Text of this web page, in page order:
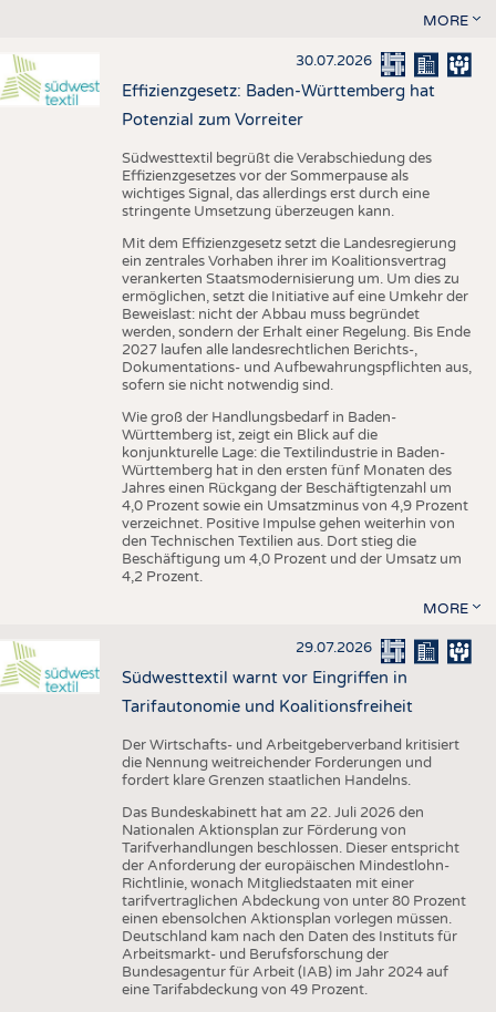
MORE
30.07.2026
Effizienzgesetz: Baden-Württemberg hat
Potenzial zum Vorreiter
Südwesttextil begrüßt die Verabschiedung des
Effizienzgesetzes vor der Sommerpause als
wichtiges Signal, das allerdings erst durch eine
stringente Umsetzung überzeugen kann.
Mit dem Effizienzgesetz setzt die Landesregierung
ein zentrales Vorhaben ihrer im Koalitionsvertrag
verankerten Staatsmodernisierung um. Um dies zu
ermöglichen, setzt die Initiative auf eine Umkehr der
Beweislast: nicht der Abbau muss begründet
werden, sondern der Erhalt einer Regelung. Bis Ende
2027 laufen alle landesrechtlichen Berichts-,
Dokumentations- und Aufbewahrungspflichten aus,
sofern sie nicht notwendig sind.
Wie groß der Handlungsbedarf in Baden-
Württemberg ist, zeigt ein Blick auf die
konjunkturelle Lage: die Textilindustrie in Baden-
Württemberg hat in den ersten fünf Monaten des
Jahres einen Rückgang der Beschäftigtenzahl um
4,0 Prozent sowie ein Umsatzminus von 4,9 Prozent
verzeichnet. Positive Impulse gehen weiterhin von
den Technischen Textilien aus. Dort stieg die
Beschäftigung um 4,0 Prozent und der Umsatz um
4,2 Prozent.
MORE
29.07.2026
Südwesttextil warnt vor Eingriffen in
Tarifautonomie und Koalitionsfreiheit
Der Wirtschafts- und Arbeitgeberverband kritisiert
die Nennung weitreichender Forderungen und
fordert klare Grenzen staatlichen Handelns.
Das Bundeskabinett hat am 22. Juli 2026 den
Nationalen Aktionsplan zur Förderung von
Tarifverhandlungen beschlossen. Dieser entspricht
der Anforderung der europäischen Mindestlohn-
Richtlinie, wonach Mitgliedstaaten mit einer
tarifvertraglichen Abdeckung von unter 80 Prozent
einen ebensolchen Aktionsplan vorlegen müssen.
Deutschland kam nach den Daten des Instituts für
Arbeitsmarkt- und Berufsforschung der
Bundesagentur für Arbeit (IAB) im Jahr 2024 auf
eine Tarifabdeckung von 49 Prozent.